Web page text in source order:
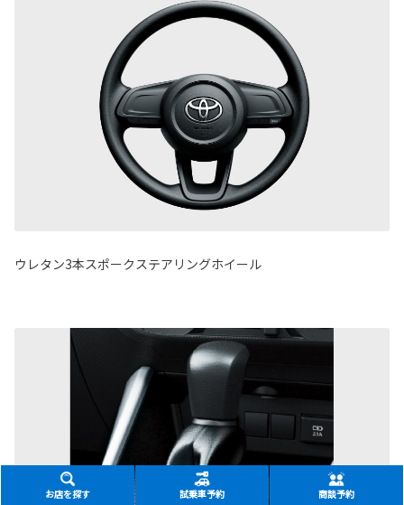
ウレタン3本スポークステアリングホイール
お店を探す 試乗車予約 商談予約